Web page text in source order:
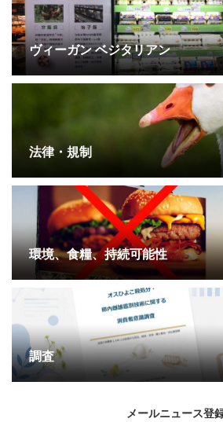
ヴィーガン ベジタリアン
法律・規制
環境、食糧、持続可能性
調査
メールニュース登